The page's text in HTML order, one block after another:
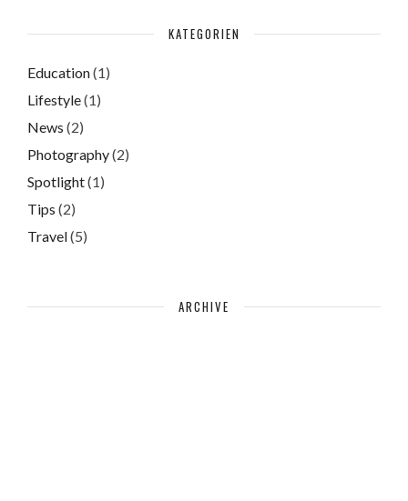
KATEGORIEN
Education(1)
Lifestyle(1)
News (2)
Photography(2)
Spotlight(1)
Tips (2)
Travel(5)
ARCHIVE